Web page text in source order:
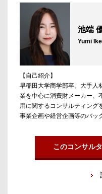
ント)、プライベートバンク、
投資銀行等。金融業界への転
事業会社への転職も支援。ア
性を武器に、候補者のご志向
池端
Yumi
【自己紹介】
早稲田大学商学部卒。大手人
業を中心に消費財メーカー、
用に関するコンサルティング
事業企画や経営企画等のバッ
ち、これまで累計400名以上
その後、プロダクト開発部門
関連のプロダクト開発に尽力
プキャリアコンサルティング
このコンサル